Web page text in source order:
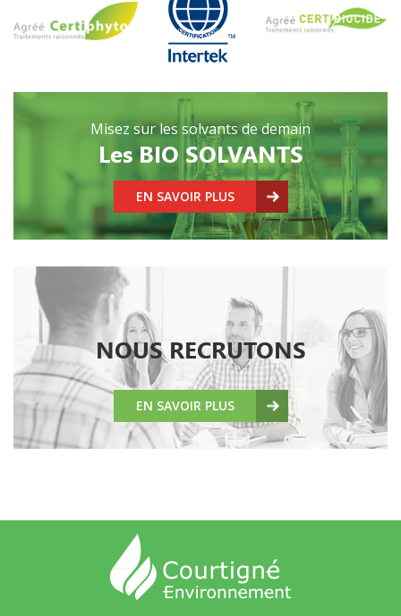
Misez sur les solvants de demain
Les BIO SOLVANTS
EN SAVOIR PLUS
NOUS RECRUTONS
EN SAVOIR PLUS